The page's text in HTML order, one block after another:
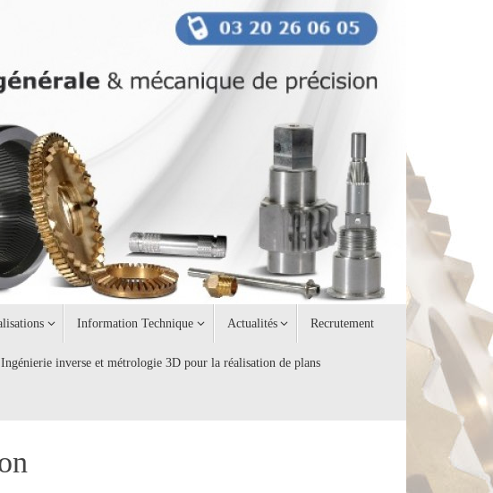
Information Technique Actualités Recrutement
Ingénierie inverse et métrologie 3D pour la réalisation de plans